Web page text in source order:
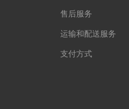
售后服务
运输和配送服务
支付方式